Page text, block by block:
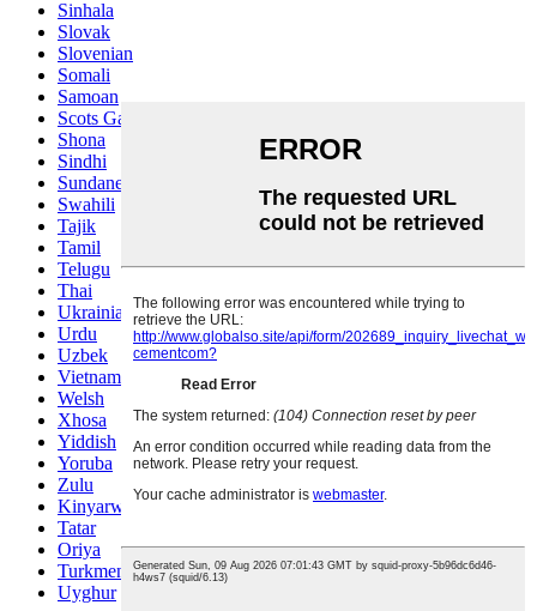
Sinhala
Slovak
Slovenian
Somali
Samoan
Scots Gaelic
Shona
Sindhi
Sundanese
Swahili
Tajik
Tamil
Telugu
Thai
Ukrainian
Urdu
Uzbek
Vietnamese
Welsh
Xhosa
Yiddish
Yoruba
Zulu
Kinyarwanda
Tatar
Oriya
Turkmen
Uyghur